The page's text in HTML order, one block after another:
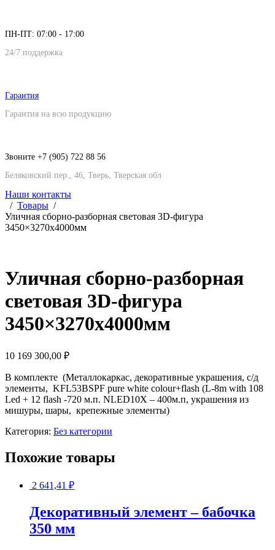
ПН-ПТ: 07:00 - 17:00
24/7 поддержка
Гарантия
Гарантия на всю продукцию
Звоните +7 (905) 722 88 56
Беляковский пер., 46, Тверь, Тверская обл
Наши контакты
Товары
Уличная сборно-разборная световая 3D-фигура
3450×3270х4000мм
Уличная сборно-разборная
световая 3D-фигура
3450×3270х4000мм
10 169 300,00 ₽
В комплекте (Металлокаркас, декоративные украшения, с/д
элементы, KFL53BSPF pure white colour+flash (L-8m with 108
Led + 12 flash -720 м.п. NLED10X – 400м.п, украшения из
мишуры, шары, крепежные элементы)
Категория: Без категории
Похожие товары
2 641,41 ₽
Декоративный элемент – бабочка
350 мм